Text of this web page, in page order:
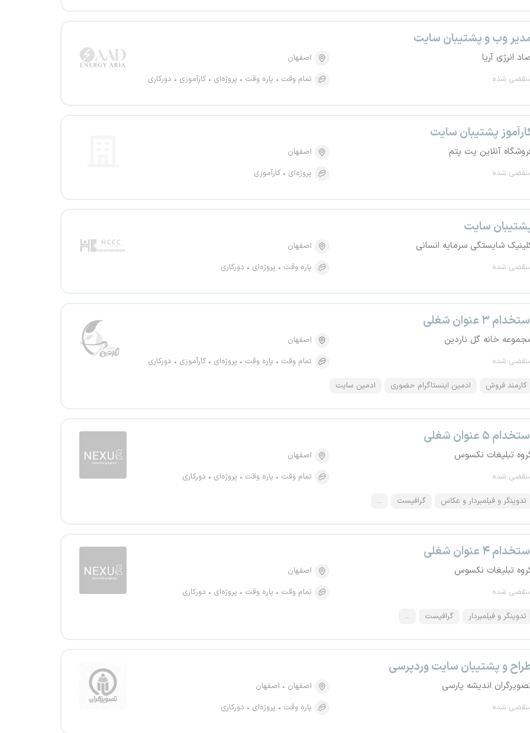
وب و پشتیبان سایت
انرژی آریا
شده
اصفهان
تمام وقت
پاره وقت پروژه‌ای کارآموزی دورکاری
پشتیبان سایت
آنلاین پت پتم
شده
اصفهان
پروژه‌ای
کارآموزی
سایت
شایستگی سرمایه انسانی
شده
اصفهان
پاره وقت
پروژه‌ای دورکاری
۳ عنوان شغلی
خانه گل ناردین
شده
اصفهان
تمام وقت
پاره وقت پروژه‌ای کارآموزی دورکاری
کارمند فروش ادمین اینستاگرام حضوری ادمین سایت
۵ عنوان شغلی
تبلیغات نکسوس
شده
اصفهان
تمام وقت
پاره وقت پروژه‌ای دورکاری
تدوینگر و فیلمبردار و عکاس گرافیست ...
۴ عنوان شغلی
تبلیغات نکسوس
شده
اصفهان
تمام وقت
پاره وقت پروژه‌ای دورکاری
تدوینگر و فیلمبردار گرافیست ...
و پشتیبان سایت وردپرسی
اندیشه پارسی
شده
اصفهان
اصفهان
پاره وقت
پروژه‌ای دورکاری